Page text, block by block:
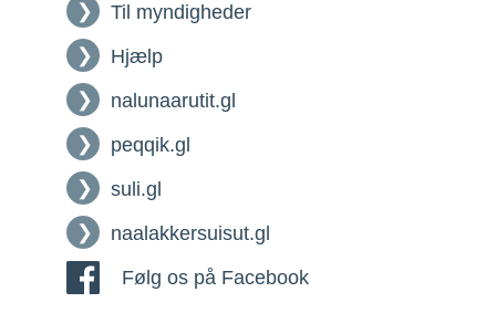
Til myndigheder
Hjælp
nalunaarutit.gl
peqqik.gl
suli.gl
naalakkersuisut.gl
Følg os på Facebook